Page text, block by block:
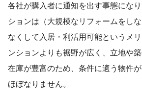
各社が購入者に通知を出す事態にな
ションは（大規模なリフォームをし
なくして入居・利活用可能というメ
ンションよりも裾野が広く、立地や
在庫が豊富のため、条件に適う物件
ほぼなりません。